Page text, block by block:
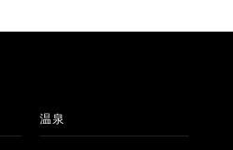
温泉